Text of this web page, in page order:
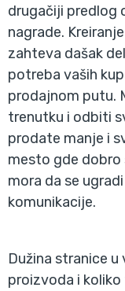
drugačiji predlog
nagrade.
zahteva dašak
potreba vaših
prodajnom putu.
trenutku i odbiti
prodate manje i
mesto gde
mora da se
komunikacije.
Dužina stranice
proizvoda i